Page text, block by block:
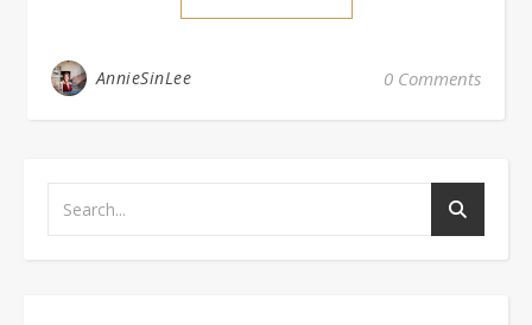
AnnieSinLee 0 Comments